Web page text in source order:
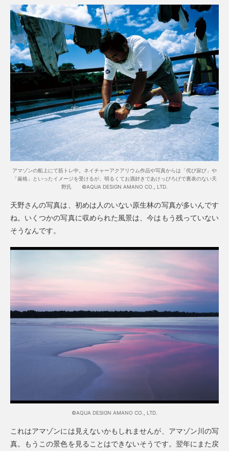
アマゾンの船上にて筋トレ中。ネイチャーアクアリウム作品や写真からは「侘び寂び」や
「厳格」といったイメージを受けるが、明るくてお酒好きであけっぴろげで裏表のない天
野氏 ©AQUA DESIGN AMANO CO., LTD.
天野さんの写真は、初めは人のいない原生林の写真が多いんです
ね。いくつかの写真に収められた風景は、今はもう残っていない
そうなんです。
©AQUA DESIGN AMANO CO., LTD.
これはアマゾンには見えないかもしれませんが、アマゾン川の写
真。もうこの景色を見ることはできないそうです。翌年にまた戻